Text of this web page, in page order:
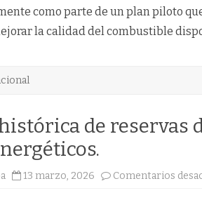
como parte de un plan piloto
la calidad del combustible
de reservas
13 marzo, 2026 Comentarios